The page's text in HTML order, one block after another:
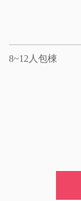
8~12人包棟